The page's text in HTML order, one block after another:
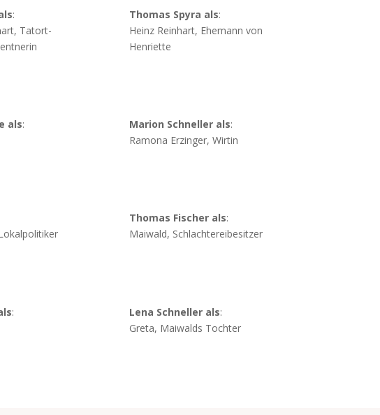
:
Tatort-
Thomas Spyra als:
Heinz Reinhart, Ehemann von
Henriette
als:
Marion Schneller als:
Ramona Erzinger, Wirtin
Thomas Fischer als:
Maiwald, Schlachtereibesitzer
:
Lena Schneller als:
Greta, Maiwalds Tochter